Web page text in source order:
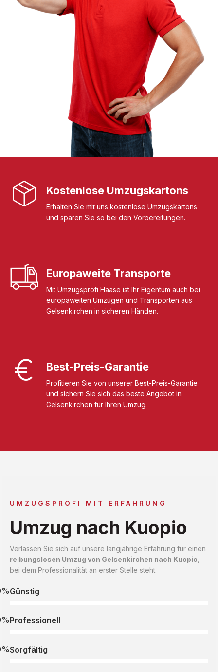
Kostenlose Umzugskartons
Erhalten Sie mit uns kostenlose Umzugskartons
und sparen Sie so bei den Vorbereitungen.
Europaweite Transporte
Mit Umzugsprofi Haase ist Ihr Eigentum auch bei
europaweiten Umzügen und Transporten aus
Gelsenkirchen in sicheren Händen.
Best-Preis-Garantie
Profitieren Sie von unserer Best-Preis-Garantie
und sichern Sie sich das beste Angebot in
Gelsenkirchen für Ihren Umzug.
UMZUGSPROFI MIT ERFAHRUNG
Umzug nach Kuopio
Verlassen Sie sich auf unsere langjährige Erfahrung für einen
reibungslosen Umzug von Gelsenkirchen nach Kuopio
bei dem Professionalität an erster Stelle steht.
Günstig
Professionell
Sorgfältig